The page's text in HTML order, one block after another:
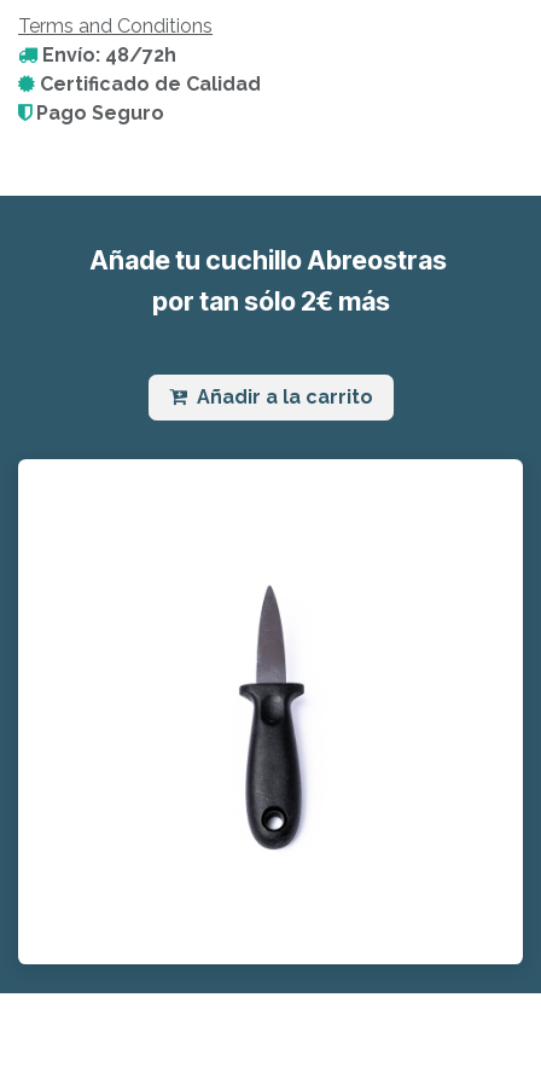
Terms and Conditions
Envío: 48/72h
Certificado de Calidad
Pago Seguro
Añade tu cuchillo Abreostras
por tan sólo 2€ más
Añadir a la carrito